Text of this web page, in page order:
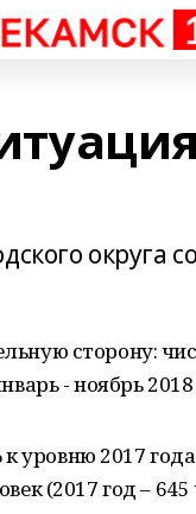
округа
сторону:
- ноябрь 2018
уровню 2017
(2017 год – 645